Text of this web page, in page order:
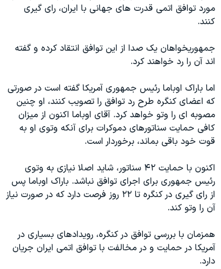
مورد توافق اتمی قدرت های جهانی با ایران، رای گیری
کنند.
جمهوریخواهان یک صدا از این توافق انتقاد کرده و گفته
اند آن را رد خواهند کرد.
اما باراک اوباما رئیس جمهوری آمریکا گفته است در صورتی
که اعضای کنگره طرح رد توافق را تصویب کنند، او چنین
مصوبه ای را وتو خواهد کرد. آقای اوباما اکنون از میزان
کافی حمایت سناتورهای دموکرات برای آنکه وتوی او به
قوت خود باقی بماند، برخوردار است.
اکنون با حمایت ۴۲ سناتور، شاید اصلا نیازی به وتوی
رئیس جمهوری برای اجرای توافق نباشد. باراک اوباما پس
از رای گیری در کنگره تا ۲۲ روز فرصت دارد که در صورت نیاز
آن را وتو کند.
همزمان با بررسی توافق در کنگره، رویدادهای بسیاری در
آمریکا در حمایت و در مخالفت با توافق اتمی ایران جریان
دارد.